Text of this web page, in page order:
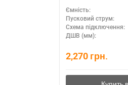
Ємність:
Пусковий струм:
Схема підключення:
ДШВ (мм):
2,270 грн.